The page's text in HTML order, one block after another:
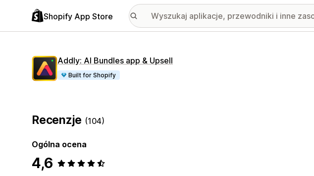
Shopify App Store
Addly: AI Bundles app & Upsell
Built for Shopify
Recenzje (104)
Ogólna ocena
4,6